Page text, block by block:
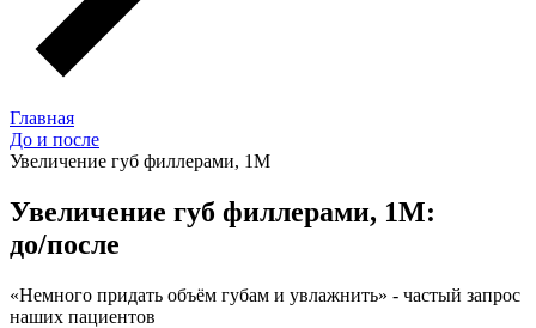
Главная
До и после
Увеличение губ филлерами, 1М
Увеличение губ филлерами, 1М:
до/после
«Немного придать объём губам и увлажнить» - частый запрос
наших пациентов